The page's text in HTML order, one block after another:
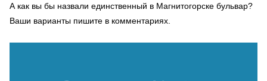
А как вы бы назвали единственный в Магнитогорске бульвар?
Ваши варианты пишите в комментариях.